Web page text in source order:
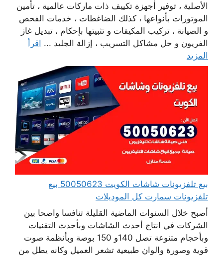
الأصلية ، توفير أجهزة تكييف ذات ماركات عالمية ، تأمين
الموتورات بأنواعها ، كذلك الضاغطات ، خدمات الفحص
و الصيانة ، تركيب المكيفات و تثبيتها بإحكام ، تبديل غاز
الفريون و حل مشاكل التسريب ، إزالة الجليد ... اقرأ
المزيد
بيع تلفزيونات شاشات الكويت 50050623 بيع
تلفزيونات سمارت كل الموديلات
أصبح خلال السنوات الماضية القليلة تنافسا واضحا بين
الشركات في انتاج أحدث الشاشات وبأحدث التقنيات
وبأحجام متنوعة تصل 140و 150 بوصة وبأنظمة صوت
قوية وصورة والوان طبيعية تشعر العميل وكانه يطل من